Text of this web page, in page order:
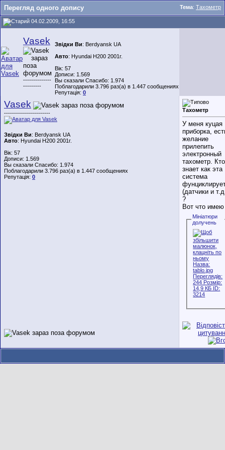
Тема: Тахометр
Перегляд одного допису
04.02.2009, 16:55
Vasek
--------------
---------
Звідки Ви: Berdyansk UA
Авто: Hyundai H200 2001г.
Вік: 57
Дописи: 1.569
Вы сказали Спасибо: 1.974
Поблагодарили 3.796 раз(а) в 1.447 сообщениях
Репутація: 0
Vasek
-----------------------
Звідки Ви: Berdyansk UA
Авто: Hyundai H200 2001г.
Вік: 57
Дописи: 1.569
Вы сказали Спасибо: 1.974
Поблагодарили 3.796 раз(а) в 1.447 сообщениях
Репутація: 0
Тахометр
У меня куцая
приборка,
желание
прилепить
электронный
тахометр. Кто
знает как эта
система
(датчики и
?
Вот что имею
Мініатюри
долучень